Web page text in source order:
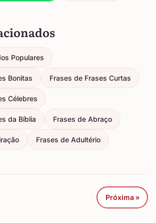
Populares
Bonitas Frases de Frases Curtas
Célebres
da Bíblia Frases de Abraço
Frases de Adultério
Próxima »